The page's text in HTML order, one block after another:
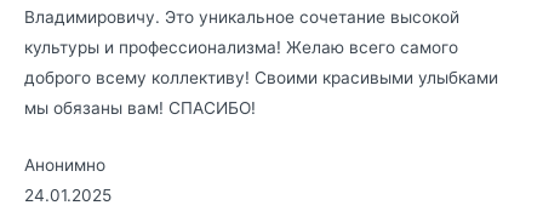
Владимировичу. Это уникальное сочетание высокой
культуры и профессионализма! Желаю всего самого
доброго всему коллективу! Своими красивыми улыбками
мы обязаны вам! СПАСИБО!
Анонимно
24.01.2025